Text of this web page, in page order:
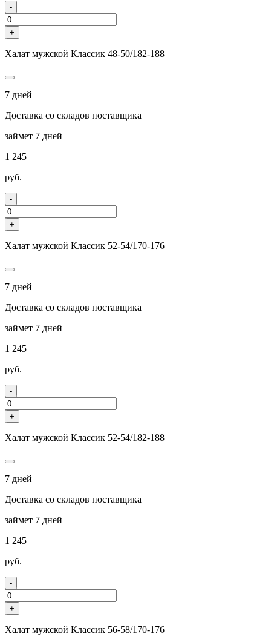
-
+
Халат мужской Классик 48-50/182-188
7 дней
Доставка со складов поставщика
займет 7 дней
1 245
руб.
-
+
Халат мужской Классик 52-54/170-176
7 дней
Доставка со складов поставщика
займет 7 дней
1 245
руб.
-
+
Халат мужской Классик 52-54/182-188
7 дней
Доставка со складов поставщика
займет 7 дней
1 245
руб.
-
+
Халат мужской Классик 56-58/170-176